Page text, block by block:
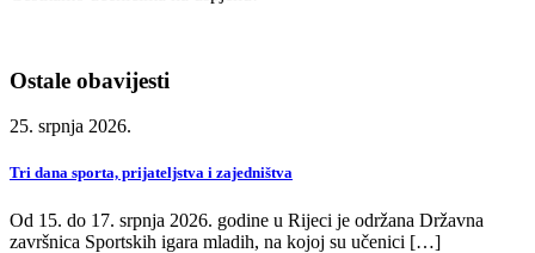
Ostale obavijesti
25. srpnja 2026.
Tri dana sporta, prijateljstva i zajedništva
Od 15. do 17. srpnja 2026. godine u Rijeci je održana Državna
završnica Sportskih igara mladih, na kojoj su učenici […]